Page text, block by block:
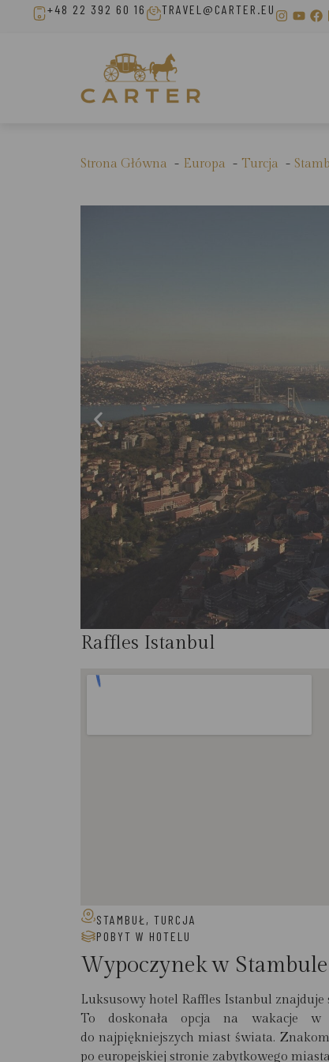
+48 22 392 60 16 TRAVEL@CARTER.EU
Strona Główna Europa Turcja
Raffles Istanbul
STAMBUŁ, TURCJA
POBYT W HOTELU
Wypoczynek w
Luksusowy hotel Raffles Istanbul
To doskonała opcja na wakacje
do najpiękniejszych miast świata.
po europejskiej stronie zabytkowego